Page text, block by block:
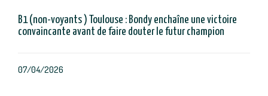
B1 (non-voyants ) Toulouse : Bondy enchaîne une victoire
convaincante avant de faire douter le futur champion
07/04/2026